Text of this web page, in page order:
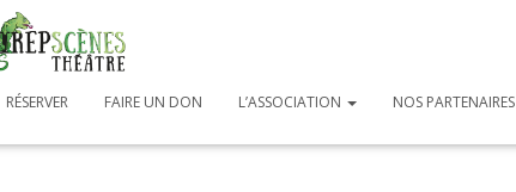
RÉSERVER FAIRE UN DON L’ASSOCIATION NOS PARTENAIRES